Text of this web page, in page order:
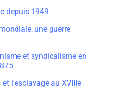
depuis 1949
une guerre
et syndicalisme en
l'esclavage au XVIIIe